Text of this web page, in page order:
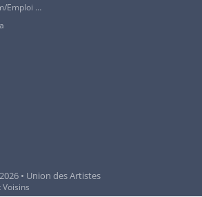
Emploi …
Voisins
• Union des Artistes